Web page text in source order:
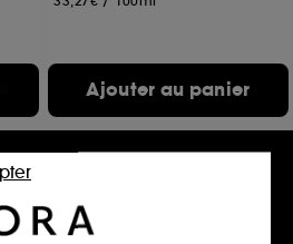
Ajouter au panier